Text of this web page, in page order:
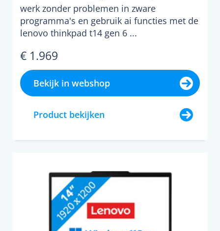
werk zonder problemen in zware
programma's en gebruik ai functies met de
lenovo thinkpad t14 gen 6 ...
€ 1.969
Bekijk in webshop
Product bekijken